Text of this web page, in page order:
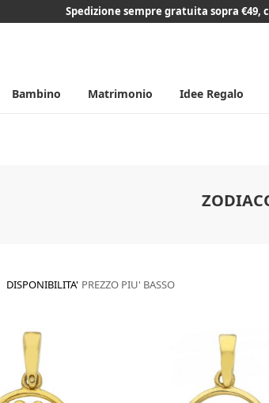
Spedizione sempre gratuita sopra
Bambino Matrimonio Idee Regalo
DISPONIBILITA' PREZZO PIU' BASSO